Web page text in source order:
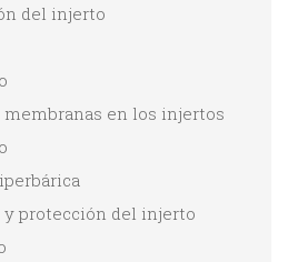
del injerto
en los injertos
y protección del injerto